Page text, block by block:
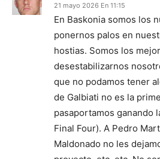
21 mayo 2026 En 11:15
En Baskonia somos los
ponernos palos en
hostias. Somos los
desestabilizarnos
que no podamos tener
de Galbiati no es la
pasaportamos ganando
Final Four). A Pedro
Maldonado no les